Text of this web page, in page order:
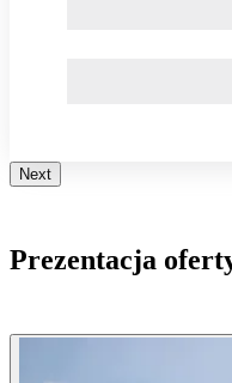
Next
Prezentacja